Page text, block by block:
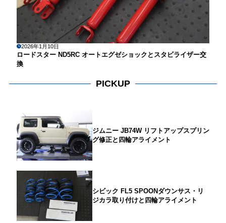
2026年1月10日
ロードスター ND5RC オートエグゼショックとスタビライザー交
換
PICKUP
ジムニー JB74W リフトアップスプリン
グ修正と四輪アライメント
シビック FL5 SPOONダウンサス・リ
ジカラ取り付けと四輪アライメント